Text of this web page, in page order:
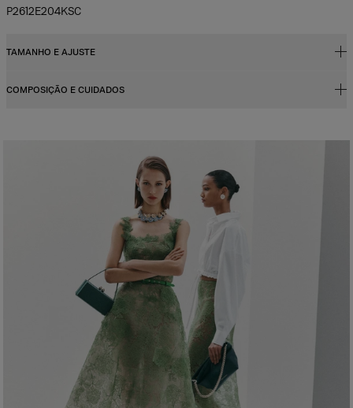
P2612E204KSC
TAMANHO E AJUSTE
Corte regular
COMPOSIÇÃO E CUIDADOS